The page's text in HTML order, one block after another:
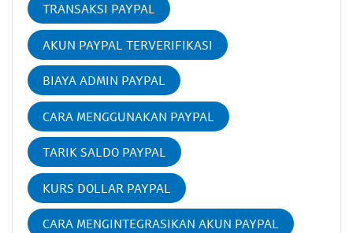
TRANSAKSI PAYPAL
AKUN PAYPAL TERVERIFIKASI
BIAYA ADMIN PAYPAL
CARA MENGGUNAKAN PAYPAL
TARIK SALDO PAYPAL
KURS DOLLAR PAYPAL
CARA MENGINTEGRASIKAN AKUN PAYPAL